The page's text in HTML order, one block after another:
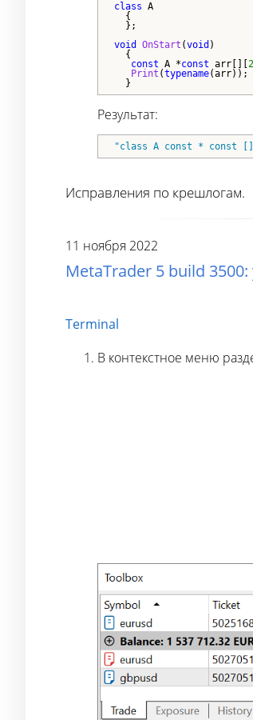
class A
{
};
void
OnStart (void )
{
const A *const arr[][ 2
Print (typename(arr));
Результат:
"class A const * const
Исправления по крешлогам.
11 ноября 2022
MetaTrader 5 build
Terminal
В контекстное меню